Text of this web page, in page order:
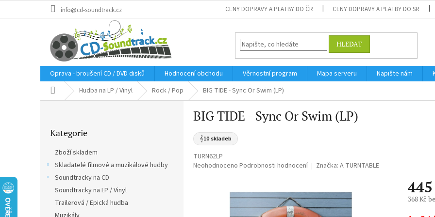
info@cd-soundtrack.cz CENY DOPRAVY A PLATBY DO ČR CENY DOPRAVY A PLATBY DO SR
HLEDAT
Oprava - broušení CD / DVD disků Hodnocení obchodu Věrnostní program Mapa serveru Napište nám
Domů Hudba na LP / Vinyl Rock / Pop BIG TIDE - Sync Or Swim (LP)
kategorie
Kategorie
Zboží skladem
Skladatelé filmové a muzikálové hudby
Soundtracky na CD
Soundtracky na LP / Vinyl
Trailerová / Epická hudba
BIG TIDE - Sync Or Swim (LP)
𝄞10 skladeb
TURN62LP
Průměrné
Neohodnoceno Podrobnosti hodnocení Značka: A TURNTABLE
368 Kč